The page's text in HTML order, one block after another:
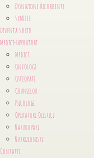
Donazione Ricorrente
5xMILLE
Diventa Socio
Medici-Operatori
Medici
Oncologi
Osteopati
Counselor
Psicologi
Operatori Olistici
Naturopati
Nutrizionisti
Contatti